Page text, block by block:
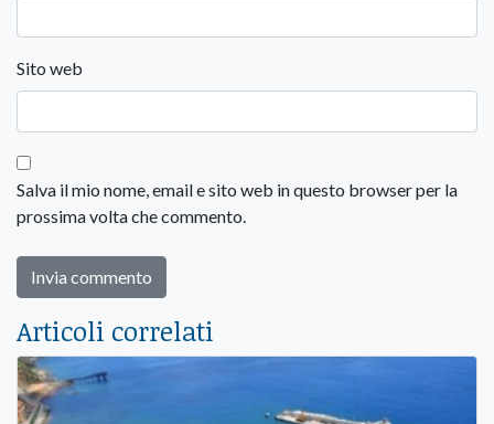
Sito web
Salva il mio nome, email e sito web in questo browser per la
prossima volta che commento.
Articoli correlati